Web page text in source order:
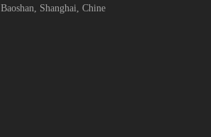
Baoshan, Shanghai, Chine